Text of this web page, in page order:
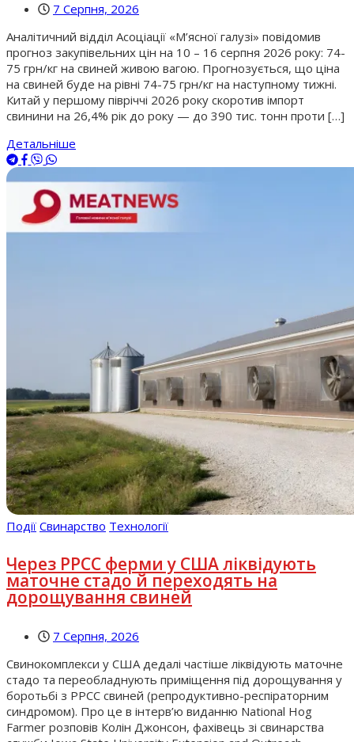
7 Серпня, 2026
Аналітичний відділ Асоціації «М’ясної галузі» повідомив
прогноз закупівельних цін на 10 – 16 серпня 2026 року: 74-
75 грн/кг на свиней живою вагою. Прогнозується, що ціна
на свиней буде на рівні 74-75 грн/кг на наступному тижні.
Китай у першому півріччі 2026 року скоротив імпорт
свинини на 26,4% рік до року — до 390 тис. тонн проти […]
Детальніше
Події Свинарство Технології
Через РРСС ферми у США ліквідують
маточне стадо й переходять на
дорощування свиней
7 Серпня, 2026
Свинокомплекси у США дедалі частіше ліквідують маточне
стадо та переобладнують приміщення під дорощування у
боротьбі з РРСС свиней (репродуктивно-респіраторним
синдромом). Про це в інтерв’ю виданню National Hog
Farmer розповів Колін Джонсон, фахівець зі свинарства